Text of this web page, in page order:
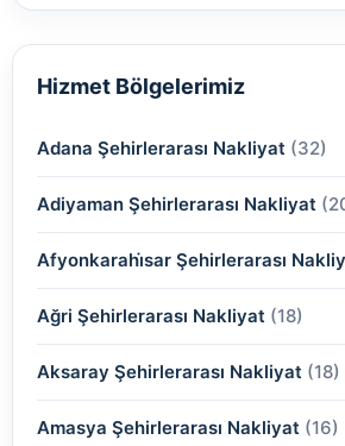
Hizmet Bölgelerimiz
Adana Şehirlerarası Nakliyat (32)
(2)
(2)
(2)
(2)
(2)
Adiyaman Şehirlerarası Nakliyat
(2)
(2)
(2)
(2)
Afyonkarahi̇sar Şehirlerarası
(2)
(2)
(2)
Ağri Şehirlerarası Nakliyat (18)
(2)
(2)
Aksaray Şehirlerarası Nakliyat (18)
(2)
Amasya Şehirlerarası Nakliyat (16)